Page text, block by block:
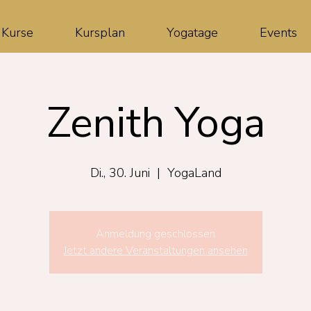
Kurse Kursplan Yogatage Events
Zenith Yoga
Di., 30. Juni
  |
YogaLand
Anmeldung geschlossen
Jetzt andere Veranstaltungen ansehen